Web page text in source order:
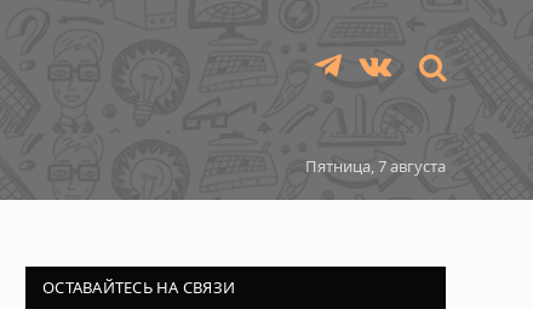
TelegramVKontakte
Пятница, 7 августа
ОСТАВАЙТЕСЬ НА СВЯЗИ